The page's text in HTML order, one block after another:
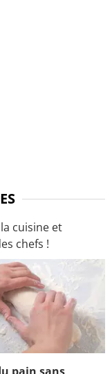
cuisine et
chefs !